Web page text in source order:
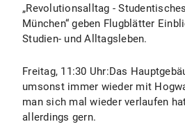
„Revolutionsalltag -
München“ geben Flugblätter
Studien- und Alltagsleben.
Freitag, 11:30 Uhr:Das
umsonst immer wieder mit
man sich mal wieder verlaufen
allerdings gern.